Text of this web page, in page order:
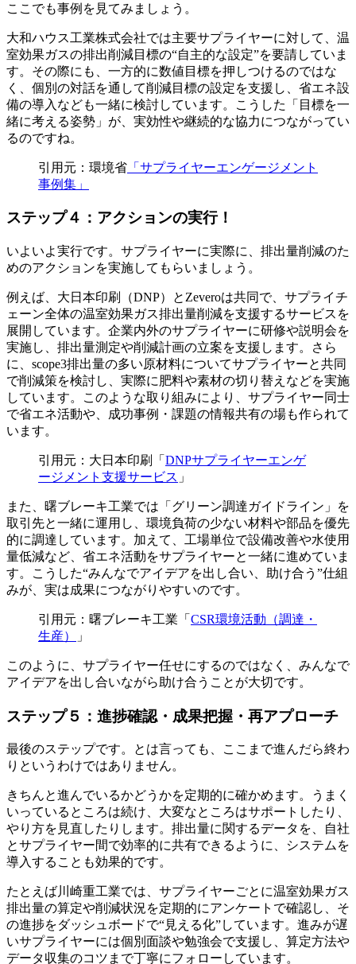
ここでも事例を見てみましょう。
大和ハウス工業株式会社では主要サプライヤーに対して、温
室効果ガスの排出削減目標の“自主的な設定”を要請していま
す。その際にも、一方的に数値目標を押しつけるのではな
く、個別の対話を通して削減目標の設定を支援し、省エネ設
備の導入なども一緒に検討しています。こうした「目標を一
緒に考える姿勢」が、実効性や継続的な協力につながってい
るのですね。
引用元：環境省 「サプライヤーエンゲージメント
事例集」
ステップ４：アクションの実行！
いよいよ実行です。サプライヤーに実際に、排出量削減のた
めのアクションを実施してもらいましょう。
例えば、大日本印刷（DNP）とZeveroは共同で、サプライチ
ェーン全体の温室効果ガス排出量削減を支援するサービスを
展開しています。企業内外のサプライヤーに研修や説明会を
実施し、排出量測定や削減計画の立案を支援します。さら
に、scope3排出量の多い原材料についてサプライヤーと共同
で削減策を検討し、実際に肥料や素材の切り替えなどを実施
しています。このような取り組みにより、サプライヤー同士
で省エネ活動や、成功事例・課題の情報共有の場も作られて
います。
引用元：大日本印刷「 DNPサプライヤーエンゲ
ージメント支援サービス 」
また、曙ブレーキ工業では「グリーン調達ガイドライン」を
取引先と一緒に運用し、環境負荷の少ない材料や部品を優先
的に調達しています。加えて、工場単位で設備改善や水使用
量低減など、省エネ活動をサプライヤーと一緒に進めていま
す。こうした“みんなでアイデアを出し合い、助け合う”仕組
みが、実は成果につながりやすいのです。
引用元：曙ブレーキ工業「 CSR環境活動（調達・
生産）
」
このように、サプライヤー任せにするのではなく、みんなで
アイデアを出し合いながら助け合うことが大切です。
ステップ５：進捗確認・成果把握・再アプローチ
最後のステップです。とは言っても、ここまで進んだら終わ
りというわけではありません。
きちんと進んでいるかどうかを定期的に確かめます。うまく
いっているところは続け、大変なところはサポートしたり、
やり方を見直したりします。排出量に関するデータを、自社
とサプライヤー間で効率的に共有できるように、システムを
導入することも効果的です。
たとえば川崎重工業では、サプライヤーごとに温室効果ガス
排出量の算定や削減状況を定期的にアンケートで確認し、そ
の進捗をダッシュボードで“見える化”しています。進みが遅
いサプライヤーには個別面談や勉強会で支援し、算定方法や
データ収集のコツまで丁寧にフォローしています。